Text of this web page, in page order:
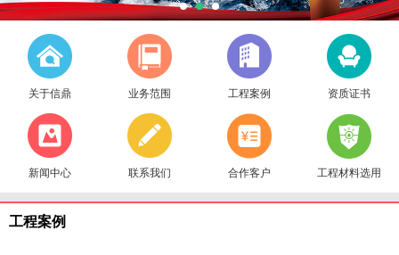
关于信鼎 业务范围 工程案例 资质证书
新闻中心 联系我们 合作客户 工程材料选用
工程案例